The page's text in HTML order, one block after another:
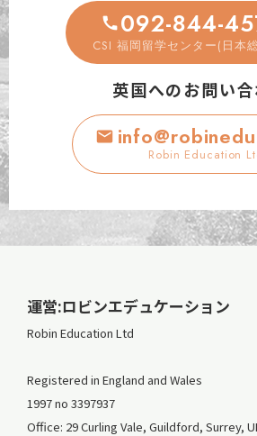
092-844-
CSI 福岡留学センター(日本
英国へのお問い
Robin Education
運営:ロビンエデュケーション
Robin Education Ltd
Registered in England and Wales
1997 no 3397937
Office: 29 Curling Vale, Guildford, Surrey,